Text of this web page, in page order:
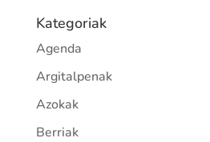
Kategoriak
Agenda
Argitalpenak
Azokak
Berriak